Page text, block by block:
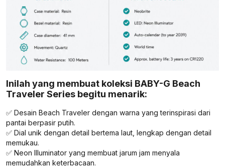
Inilah yang membuat koleksi BABY-G Beach
Traveler Series begitu menarik:
✅ Desain Beach Traveler dengan warna yang terinspirasi dari
pantai berpasir putih.
✅ Dial unik dengan detail bertema laut, lengkap dengan detail
memukau.
✅ Neon Illuminator yang membuat jarum jam menyala
memudahkan keterbacaan.